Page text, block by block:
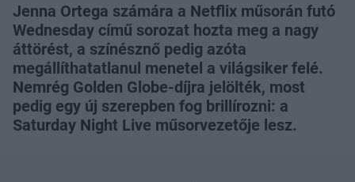
Jenna Ortega számára a Netflix műsorán futó
Wednesday című sorozat hozta meg a nagy
áttörést, a színésznő pedig azóta
megállíthatatlanul menetel a világsiker felé.
Nemrég Golden Globe-díjra jelölték, most
pedig egy új szerepben fog brillírozni: a
Saturday Night Live műsorvezetője lesz.